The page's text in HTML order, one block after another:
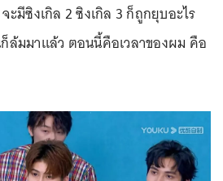
ะมีซิงเกิล 2 ซิงเกิล 3 ก็ถูกยุบอะไร
มมาแล้ว ตอนนี้คือเวลาของผม คือ